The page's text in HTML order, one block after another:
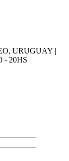
URUGUAY |
- 20HS